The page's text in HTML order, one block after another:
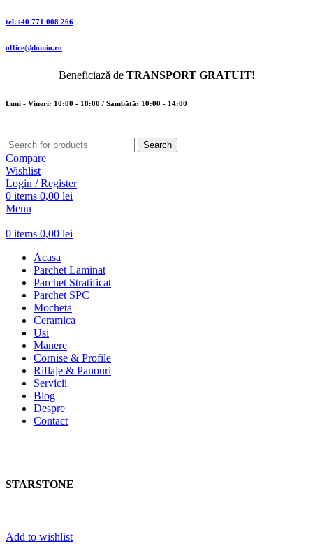
tel:+40 771 008 266
office@domio.ro
Beneficiază de TRANSPORT GRATUIT!
Luni - Vineri: 10:00 - 18:00 / Sambătă: 10:00 - 14:00
Search
Compare
Wishlist
Login / Register
0 items 0,00 lei
Menu
0 items 0,00 lei
Acasa
Parchet Laminat
Parchet Stratificat
Parchet SPC
Mocheta
Ceramica
Usi
Manere
Cornise & Profile
Riflaje & Panouri
Servicii
Blog
Despre
Contact
STARSTONE
Add to wishlist